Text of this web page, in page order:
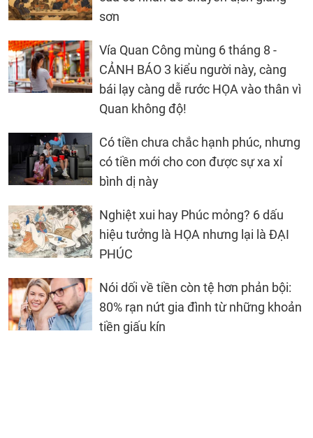
sơn
Vía Quan Công mùng 6 tháng 8 -
CẢNH BÁO 3 kiểu người này, càng
bái lạy càng dễ rước HỌA vào thân vì
Quan không độ!
Có tiền chưa chắc hạnh phúc, nhưng
có tiền mới cho con được sự xa xỉ
bình dị này
Nghiệt xui hay Phúc mỏng? 6 dấu
hiệu tưởng là HỌA nhưng lại là ĐẠI
PHÚC
Nói dối về tiền còn tệ hơn phản bội:
80% rạn nứt gia đình từ những khoản
tiền giấu kín